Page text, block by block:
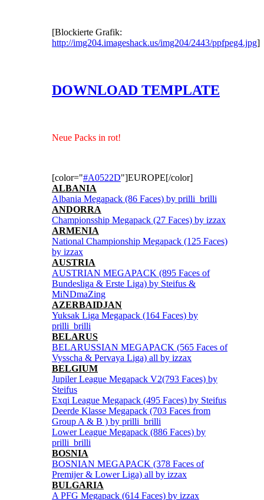
[Blockierte Grafik:
http://img204.imageshack.us/img204/2443/ppfpeg4.jpg]
DOWNLOAD TEMPLATE
Neue Packs in rot!
[color="#A0522D"]EUROPE[/color]
ALBANIA
Albania Megapack (86 Faces) by prilli_brilli
ANDORRA
Championsship Megapack (27 Faces) by izzax
ARMENIA
National Championship Megapack (125 Faces)
by izzax
AUSTRIA
AUSTRIAN MEGAPACK (895 Faces of
Bundesliga & Erste Liga) by Steifus &
MiNDmaZing
AZERBAIDJAN
Yuksak Liga Megapack (164 Faces) by
prilli_brilli
BELARUS
BELARUSSIAN MEGAPACK (565 Faces of
Vysscha & Pervaya Liga) all by izzax
BELGIUM
Jupiler League Megapack V2(793 Faces) by
Steifus
Exqi League Megapack (495 Faces) by Steifus
Deerde Klasse Megapack (703 Faces from
Group A & B ) by prilli_brilli
Lower League Megapack (886 Faces) by
prilli_brilli
BOSNIA
BOSNIAN MEGAPACK (378 Faces of
Premijer & Lower Liga) all by izzax
BULGARIA
A PFG Megapack (614 Faces) by izzax